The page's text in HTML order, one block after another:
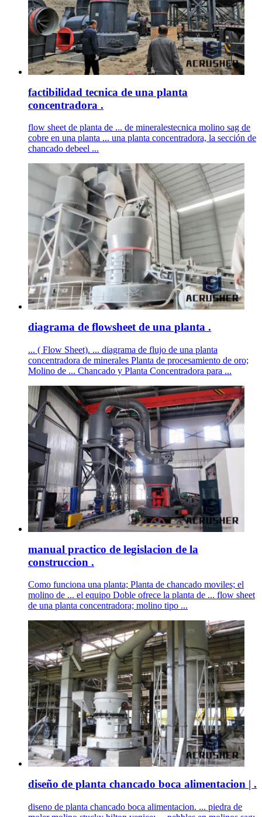
factibilidad tecnica de una planta
concentradora .
flow sheet de planta de ... de mineralestecnica molino sag de
cobre en una planta ... una planta concentradora, la sección de
chancado debeel ...
diagrama de flowsheet de una planta .
... ( Flow Sheet). ... diagrama de flujo de una planta
concentradora de minerales Planta de procesamiento de oro;
Molino de ... Chancado y Planta Concentradora para ...
manual practico de legislacion de la
construccion .
Como funciona una planta; Planta de chancado moviles; el
molino de ... el equipo Doble ofrece la planta de ... flow sheet
de una planta concentradora; molino tipo ...
diseño de planta chancado boca alimentacion | .
diseno de planta chancado boca alimentacion. ... piedra de